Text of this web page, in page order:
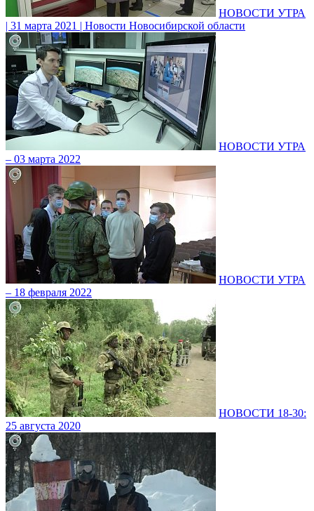
НОВОСТИ УТРА
| 31 марта 2021 | Новости Новосибирской области
НОВОСТИ УТРА
– 03 марта 2022
НОВОСТИ УТРА
– 18 февраля 2022
НОВОСТИ 18-30:
25 августа 2020